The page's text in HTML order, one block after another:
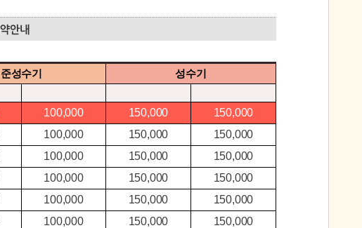
준성수기
성수기
100,000 150,000
150,000
100,000 150,000
150,000
100,000 150,000
150,000
100,000 150,000
150,000
100,000 150,000
150,000
100,000 150,000
150,000